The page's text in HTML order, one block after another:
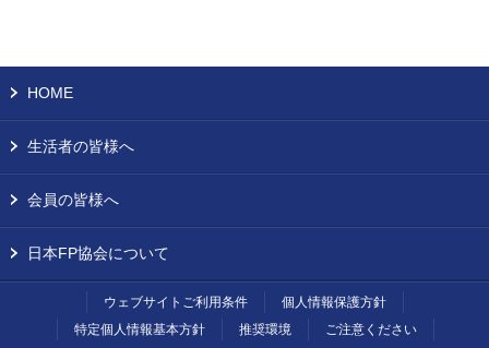
HOME
生活者の皆様へ
会員の皆様へ
日本FP協会について
ウェブサイトご利用条件
個人情報保護方針
特定個人情報基本方針
推奨環境 ご注意ください